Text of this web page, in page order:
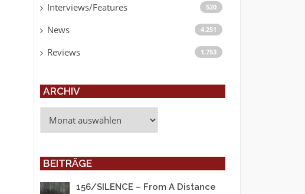
Interviews/Features 520
News 4.251
Reviews 1.753
ARCHIV
BEITRÄGE
156/SILENCE – From A Distance